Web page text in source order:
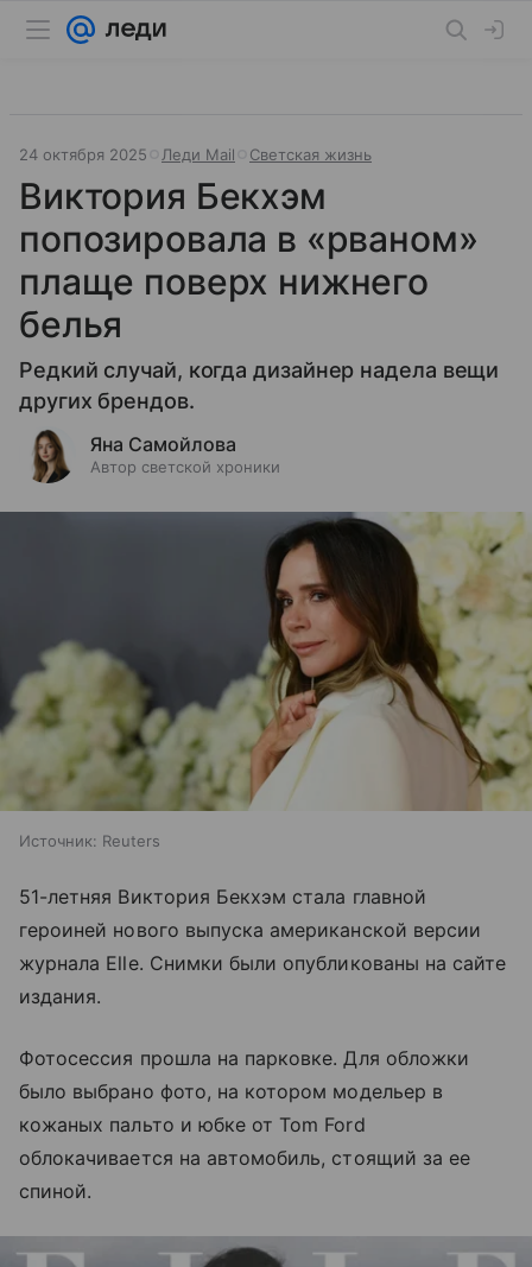
24 октября 2025 Леди Mail Светская жизнь
Виктория Бекхэм
попозировала в «рваном»
плаще поверх нижнего
белья
Редкий случай, когда дизайнер надела вещи
других брендов.
Яна Самойлова
Автор светской хроники
Источник: Reuters
51-летняя Виктория Бекхэм стала главной
героиней нового выпуска американской версии
журнала Elle. Снимки были опубликованы на сайте
издания.
Фотосессия прошла на парковке. Для обложки
было выбрано фото, на котором модельер в
кожаных пальто и юбке от Tom Ford
облокачивается на автомобиль, стоящий за ее
спиной.